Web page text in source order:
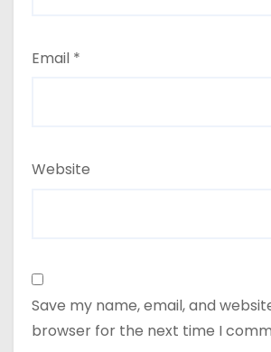
Email *
Website
Save my name, email, and
browser for the next time I